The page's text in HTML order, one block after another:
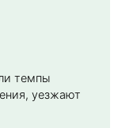
темпы
уезжают